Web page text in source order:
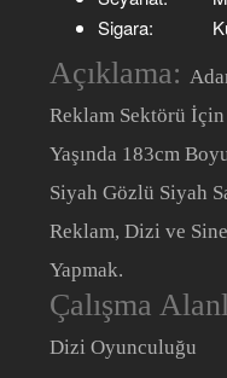
Sigara:
Açıklama:
Reklam Sektörü
Yaşında 183cm
Siyah Gözlü Siyah
Reklam, Dizi ve
Yapmak.
Çalışma
Dizi Oyunculuğu